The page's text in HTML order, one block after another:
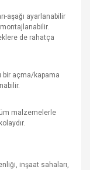
aşağı ayarlanabilir
de rahatça
bir açma/kapama
malzemelerle
inşaat sahaları,